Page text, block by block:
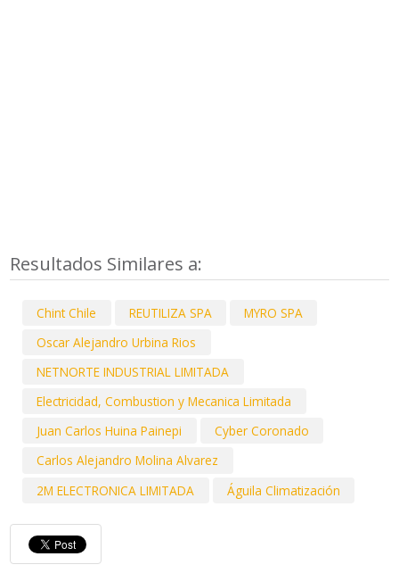
Resultados Similares a:
Chint Chile REUTILIZA SPA
MYRO SPA
Oscar Alejandro Urbina Rios
NETNORTE INDUSTRIAL LIMITADA
Electricidad, Combustion y Mecanica Limitada
Juan Carlos Huina Painepi
Cyber Coronado
Carlos Alejandro Molina Alvarez
2M ELECTRONICA LIMITADA
Águila Climatización